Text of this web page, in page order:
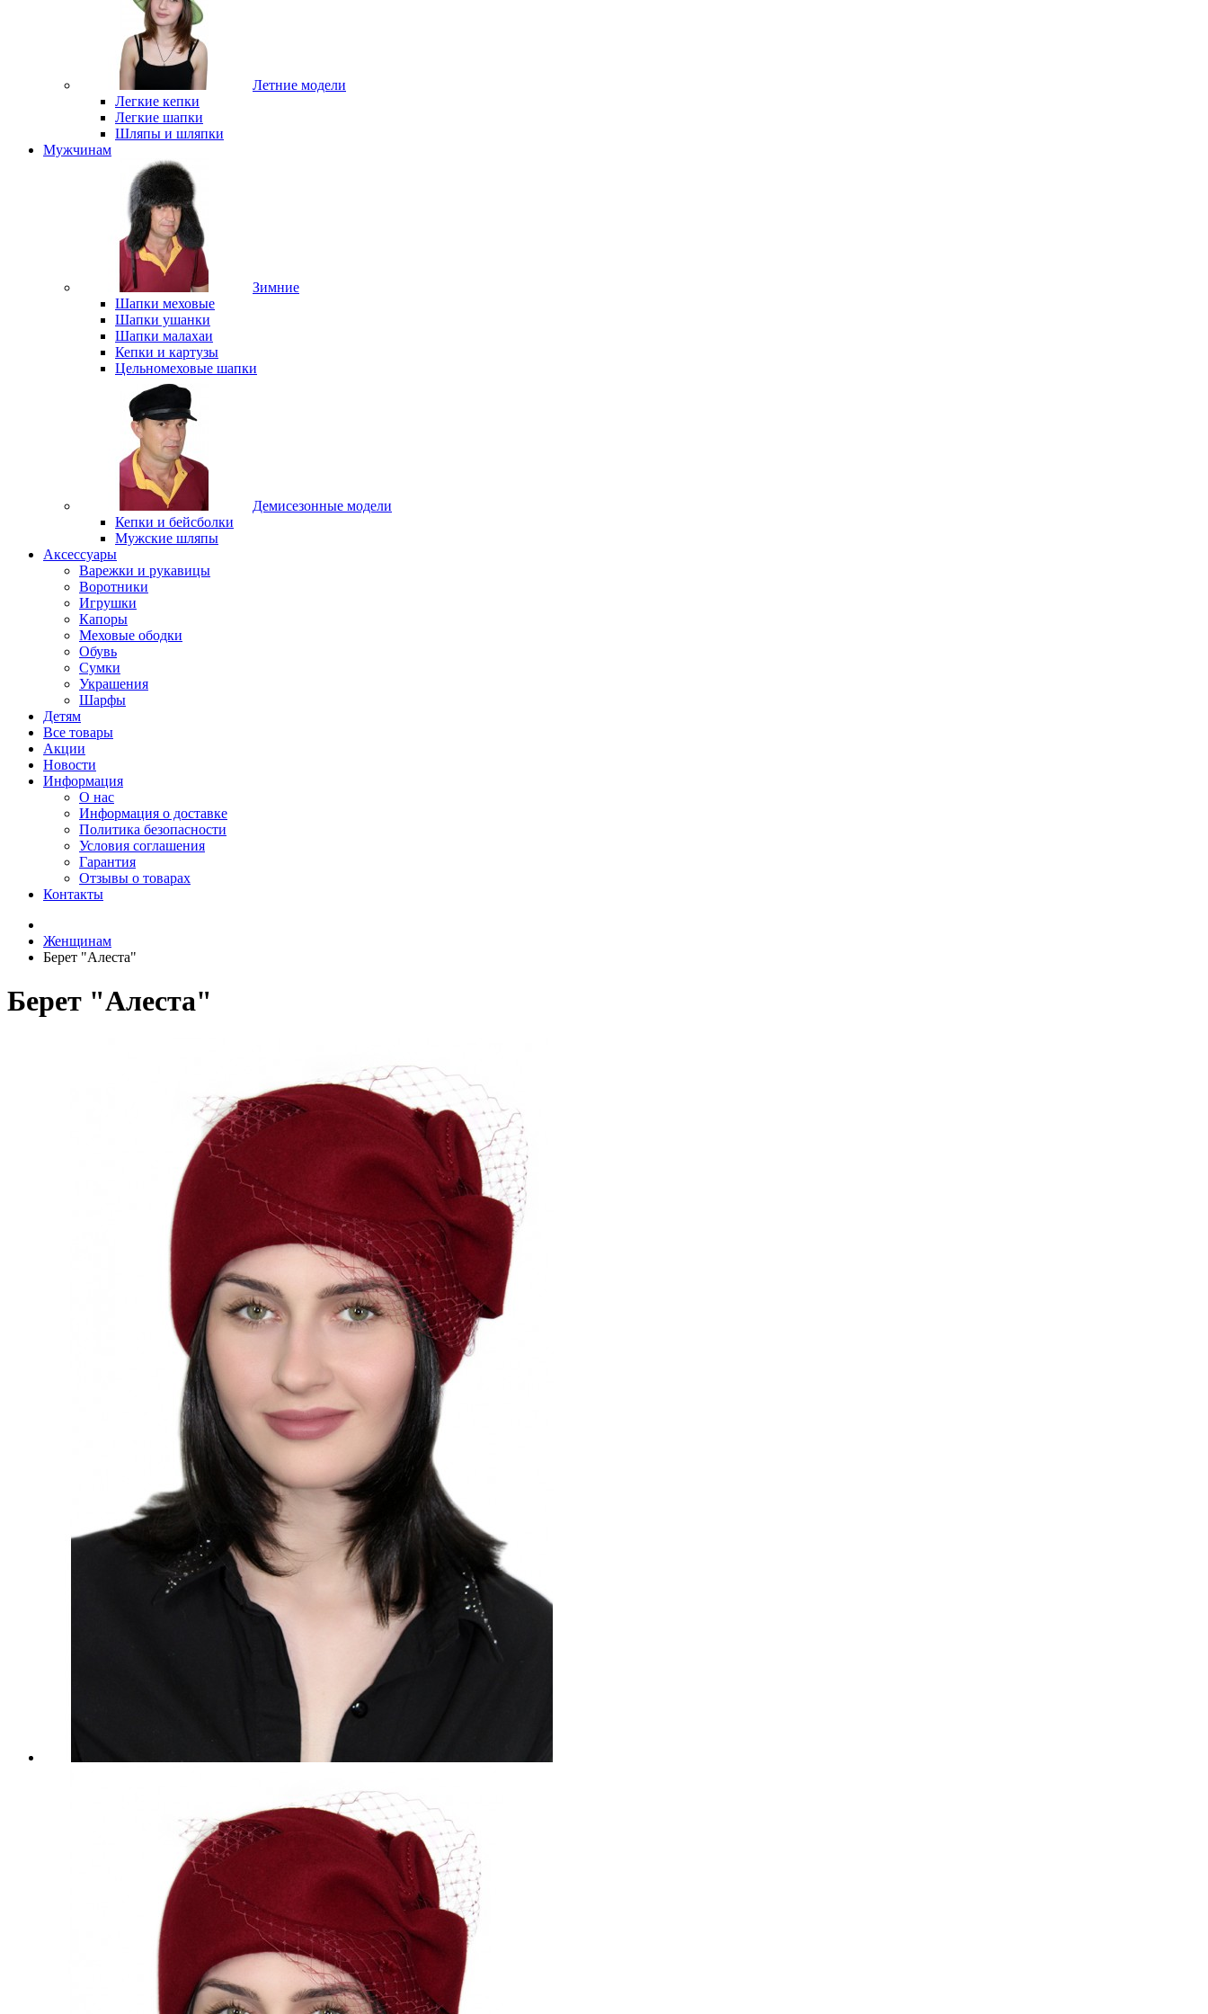
Летние модели
Легкие кепки
Легкие шапки
Шляпы и шляпки
Мужчинам
Зимние
Шапки меховые
Шапки ушанки
Шапки малахаи
Кепки и картузы
Цельномеховые шапки
Демисезонные модели
Кепки и бейсболки
Мужские шляпы
Аксессуары
Варежки и рукавицы
Воротники
Игрушки
Капоры
Меховые ободки
Обувь
Сумки
Украшения
Шарфы
Детям
Все товары
Акции
Новости
Информация
О нас
Информация о доставке
Политика безопасности
Условия соглашения
Гарантия
Отзывы о товарах
Контакты
Женщинам
Берет "Алеста"
Берет "Алеста"